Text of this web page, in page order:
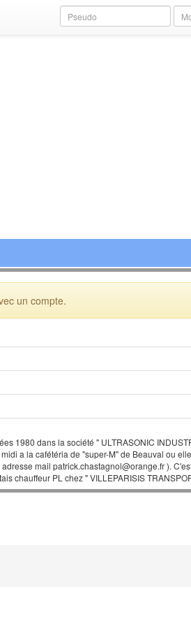
un compte.
dans la société " ULTRASONIC
a la cafétéria de "super-M" de Beauval ou
mail patrick.chastagnol@orange.fr ).
chauffeur PL chez " VILLEPARISIS